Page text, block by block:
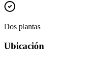
Dos plantas
Ubicación